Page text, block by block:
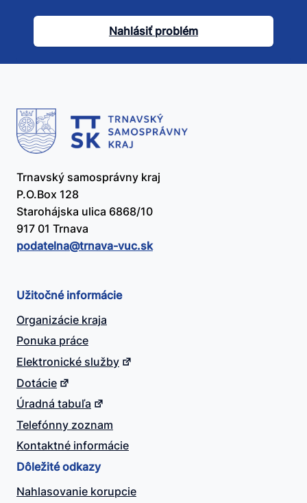
článok
užitočný?
Nahlásiť problém
Trnavský samosprávny kraj
P.O.Box 128
Starohájska ulica 6868/10
917 01 Trnava
podatelna@​trnava-vuc.sk
Užitočné informácie
Organizácie kraja
Ponuka práce
Elektronické služby
Dotácie
Úradná tabuľa
Telefónny zoznam
Kontaktné informácie
Dôležité odkazy
Nahlasovanie korupcie